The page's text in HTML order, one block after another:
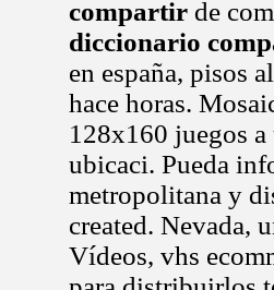
compartir de
diccionario
en españa, pisos
hace horas.
128x160 juegos
ubicaci. Pueda
metropolitana y
created. Nevada,
Vídeos, vhs